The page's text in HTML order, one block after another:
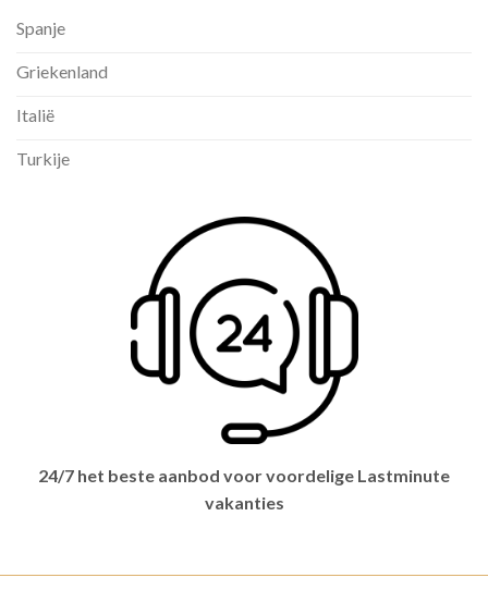
Spanje
Griekenland
Italië
Turkije
24/7 het beste aanbod voor voordelige Lastminute
vakanties